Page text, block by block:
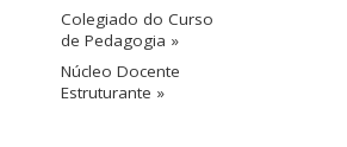
Colegiado do Curso
de Pedagogia »
Núcleo Docente
Estruturante »